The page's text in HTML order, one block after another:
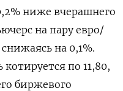
ниже вчерашнего
на пару евро/
на 0,1%.
по 11,80,
биржевого